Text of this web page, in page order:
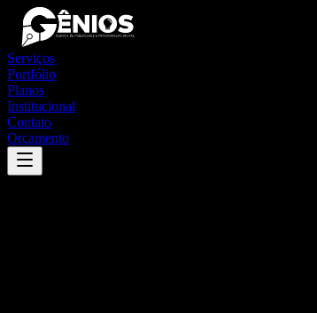
Serviços
Portfólio
Planos
Institucional
Contato
Orçamento